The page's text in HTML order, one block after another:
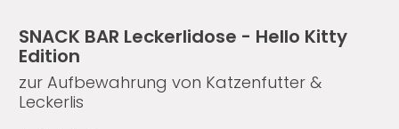
SNACK BAR Leckerlidose - Hello Kitty
Edition
zur Aufbewahrung von Katzenfutter &
Leckerlis